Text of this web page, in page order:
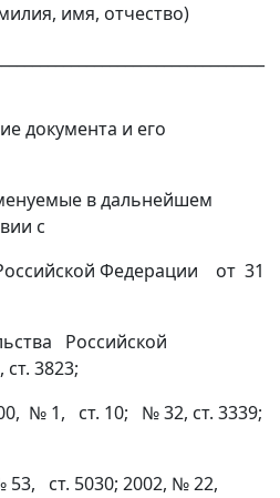
имя, отчество)
и его
в дальнейшем
с
Федерации от 31
Российской
3823;
№ 1, ст. 10; № 32, ст. 3339;
ст. 5030; 2002, № 22,